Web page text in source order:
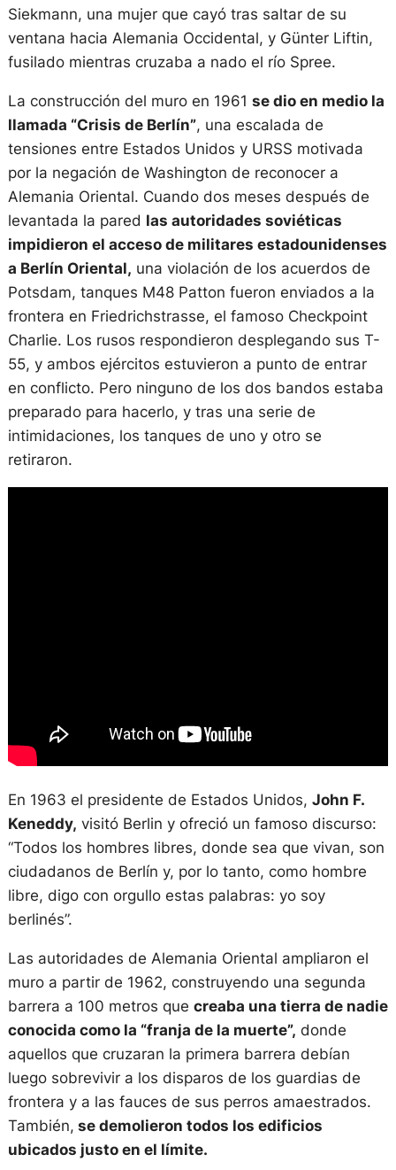
Siekmann, una mujer que cayó tras saltar de su
ventana hacia Alemania Occidental, y Günter Liftin,
fusilado mientras cruzaba a nado el río Spree.
La construcción del muro en 1961 se dio en medio la
llamada “Crisis de Berlín”, una escalada de
tensiones entre Estados Unidos y URSS motivada
por la negación de Washington de reconocer a
Alemania Oriental. Cuando dos meses después de
levantada la pared las autoridades soviéticas
impidieron el acceso de militares estadounidenses
a Berlín Oriental, una violación de los acuerdos de
Potsdam, tanques M48 Patton fueron enviados a la
frontera en Friedrichstrasse, el famoso Checkpoint
Charlie. Los rusos respondieron desplegando sus T-
55, y ambos ejércitos estuvieron a punto de entrar
en conflicto. Pero ninguno de los dos bandos estaba
preparado para hacerlo, y tras una serie de
intimidaciones, los tanques de uno y otro se
retiraron.
En 1963 el presidente de Estados Unidos, John F.
Keneddy, visitó Berlin y ofreció un famoso discurso:
“Todos los hombres libres, donde sea que vivan, son
ciudadanos de Berlín y, por lo tanto, como hombre
libre, digo con orgullo estas palabras: yo soy
berlinés”.
Las autoridades de Alemania Oriental ampliaron el
muro a partir de 1962, construyendo una segunda
barrera a 100 metros que creaba una tierra de nadie
conocida como la “franja de la muerte”, donde
aquellos que cruzaran la primera barrera debían
luego sobrevivir a los disparos de los guardias de
frontera y a las fauces de sus perros amaestrados.
También, se demolieron todos los edificios
ubicados justo en el límite.